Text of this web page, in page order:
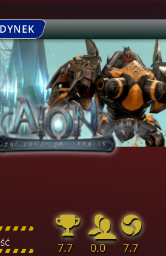
\ \ \ ]
\ \ \ ] 7.7 0.0 7.7